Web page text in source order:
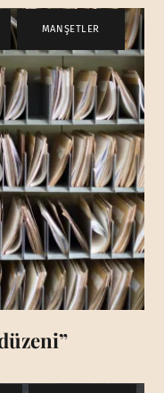
, MANŞETLER